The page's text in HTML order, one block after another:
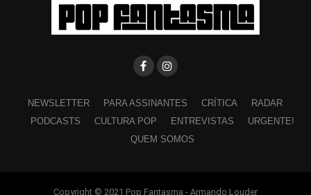
NEWSLETTER PARA ASSINANTES CRÍTICA
RADAR
PODCASTS
CULTURA POP ENTREVISTAS
URGENTE!
QUEM SOMOS
Copyright © 2021 Pop Fantasma - Armando Louder